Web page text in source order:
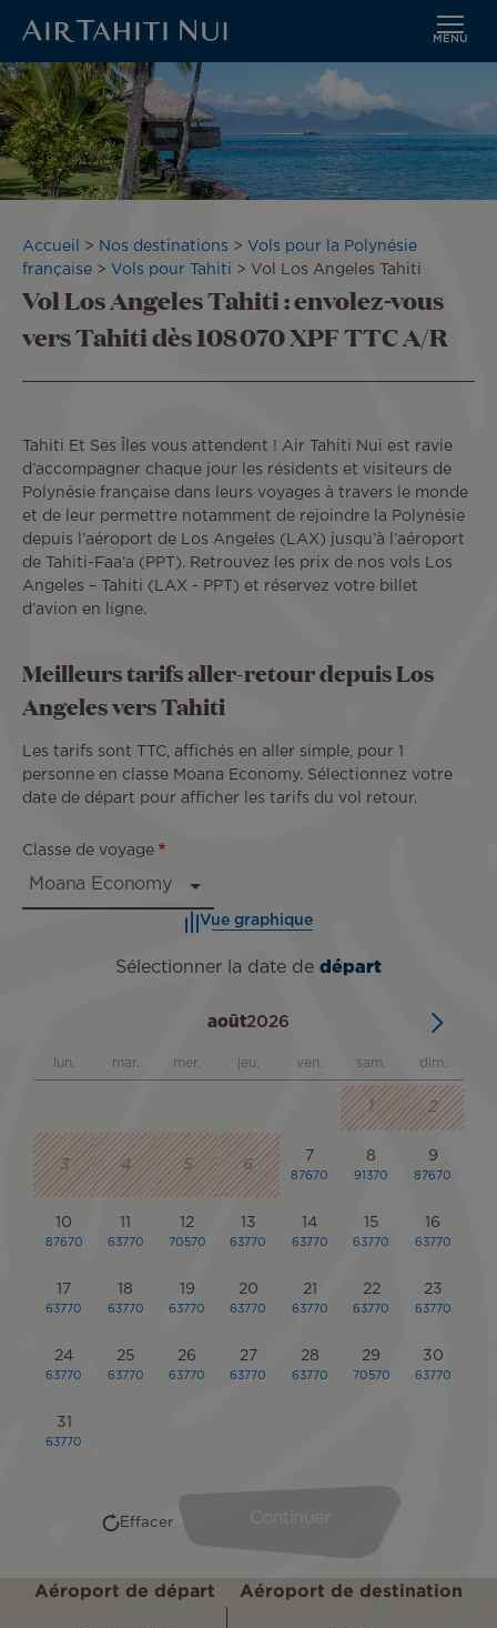
Aller
au
contenu
principal
MENU
Fil
d'Ariane
Accueil Nos destinations
Vols pour la Polynésie
française
Vols pour Tahiti Vol Los Angeles Tahiti
Vol Los Angeles Tahiti : envolez-vous
vers Tahiti dès 108 070 XPF TTC A/R
Tahiti Et Ses Îles vous attendent ! Air Tahiti Nui est ravie
d’accompagner chaque jour les résidents et visiteurs de
Polynésie française dans leurs voyages à travers le monde
et de leur permettre notamment de rejoindre la Polynésie
depuis l’aéroport de Los Angeles (LAX) jusqu’à l’aéroport
de Tahiti-Faa’a (PPT). Retrouvez les prix de nos vols Los
Angeles – Tahiti (LAX - PPT) et réservez votre billet
d’avion en ligne.
Meilleurs tarifs aller-retour depuis Los
Angeles vers Tahiti
Les tarifs sont TTC, affichés en aller simple, pour 1
personne en classe Moana Economy. Sélectionnez votre
date de départ pour afficher les tarifs du vol retour.
Classe de voyage
Vue graphique
Aéroport de départ Aéroport de destination